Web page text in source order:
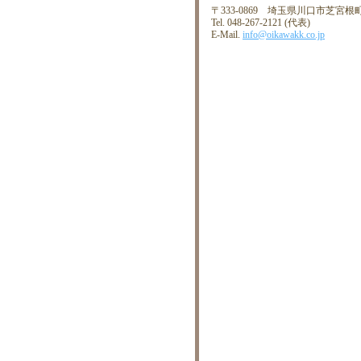
〒333-0869 埼玉県川口市芝宮根
Tel. 048-267-2121 (代表)
E-Mail. info@oikawakk.co.jp